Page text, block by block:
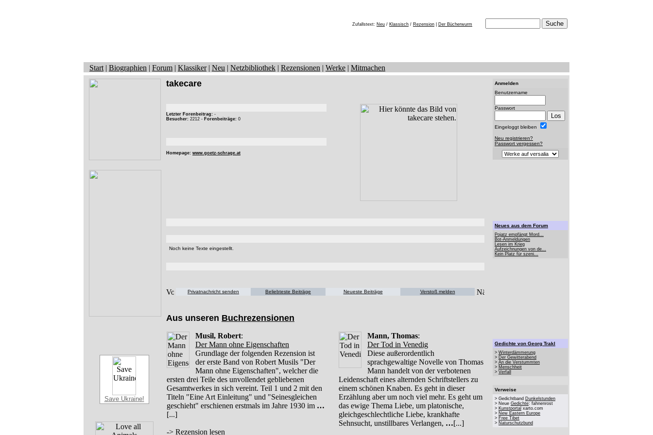
Zufallstext: Neu / Klassisch / Rezension Der Bücherwurm
Start | Biographien | Forum | Klassiker| Neu | Netzbibliothek | Rezensionen | Werke | Mitmachen
Save Ukraine!
takecare
Letzter Forenbeitrag: -
Besucher: 2212 - Forenbeiträge: 0
Homepage: www.goetz-schrage.at
Noch keine Texte eingestellt.
Privatnachricht senden Beliebteste Beiträge Neueste Beiträge Verstoß melden
Aus unseren Buchrezensionen
Musil, Robert:
Der Mann ohne Eigenschaften
Grundlage der folgenden Rezension ist
der erste Band von Robert Musils "Der
Mann ohne Eigenschaften", welcher die
ersten drei Teile des unvollendet gebliebenen
Gesamtwerkes in sich vereint. Teil 1 und 2 mit den
Titeln "Eine Art Einleitung" und "Seinesgleichen
geschieht" erschienen erstmals im Jahre 1930 im …
[...]
-> Rezension lesen
Mann, Thomas:
Der Tod in Venedig
Diese außerordentlich
sprachgewaltige Novelle von Thomas
Mann handelt von der verbotenen
Leidenschaft eines alternden Schriftstellers zu
einem schönen Knaben. Es geht in dieser
Erzählung aber um noch viel mehr. Es geht um
das ewige Thema Liebe, um platonische,
gleichgeschlechtliche Liebe, krankhafte
Sehnsucht, unstillbares Verlangen, …[...]
Anmelden
Benutzername
Passwort
Eingeloggt bleiben
Neu registrieren?
Passwort vergessen?
Neues aus dem Forum
Pojatz empfängt Mord...
Bot-Anmeldungen
Lesen im Krieg
Aufzeichnungen von de...
Kein Platz für szeni...
Gedichte von Georg Trakl
> Winterdämmerung
> Der Gewitterabend
> An die Verstummten
> Menschheit
> Verfall
Verweise
> Gedichtband Dunkelstunden
> Neue Gedichte: fahnenrost
> Kunstportal xarto.com
> New Eastern Europe
> Free Tibet
> Naturschutzbund